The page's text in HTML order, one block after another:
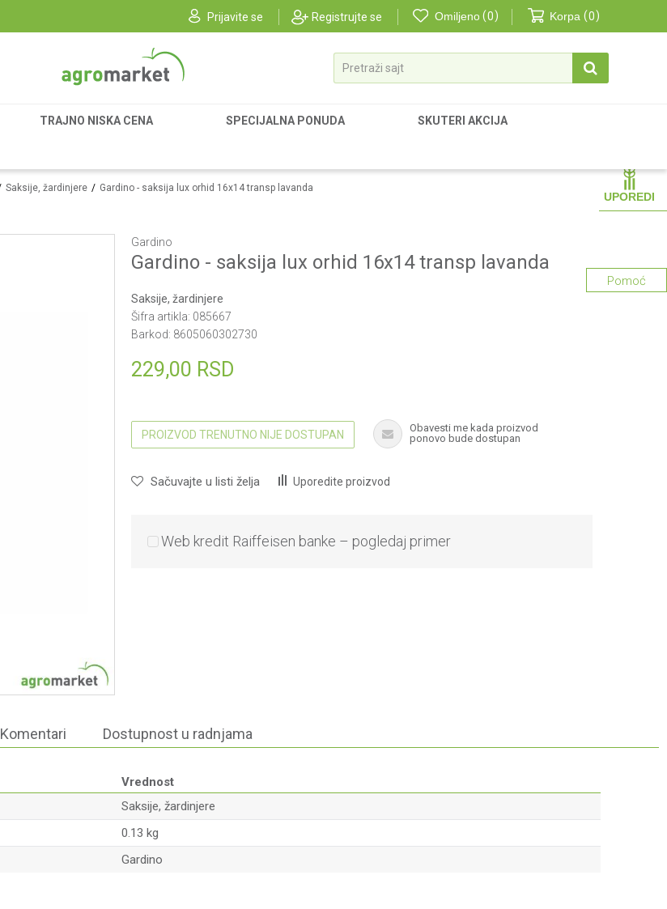
Prijavite se Registrujte se Omiljeno 0 Korpa 0
Pretraži sajt
TRAJNO NISKA CENA SPECIJALNA PONUDA SKUTERI AKCIJA
UPOREDI
Saksije, žardinjere Gardino - saksija lux orhid 16x14 transp lavanda
Gardino
Gardino - saksija lux orhid 16x14 transp lavanda
Saksije, žardinjere
Šifra artikla: 085667
Barkod: 8605060302730
229,00 RSD
PROIZVOD TRENUTNO NIJE DOSTUPAN
Obavesti me kada proizvod
ponovo bude dostupan
Sačuvajte u listi želja Uporedite proizvod
Web kredit Raiffeisen banke – pogledaj primer
Pomoć
Komentari Dostupnost u radnjama
Vrednost
Saksije, žardinjere
0.13 kg
Gardino